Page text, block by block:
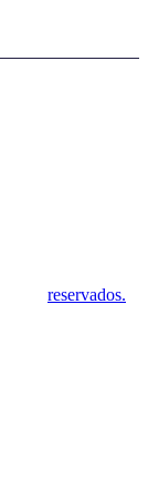
reservados.